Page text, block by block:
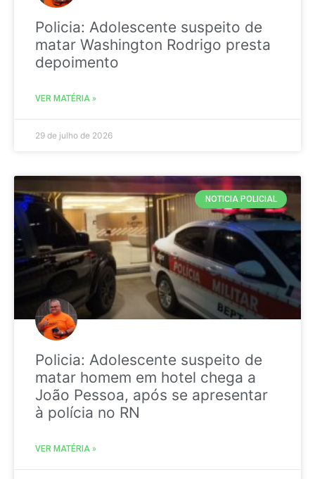
Policia: Adolescente suspeito de
matar Washington Rodrigo presta
depoimento
VER MATÉRIA »
29 de julho de 2026
NOTICIA POLICIAL
Policia: Adolescente suspeito de
matar homem em hotel chega a
João Pessoa, após se apresentar
à polícia no RN
VER MATÉRIA »